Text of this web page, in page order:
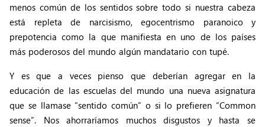
menos común de los sentidos sobre todo si nuestra cabeza
está repleta de narcisismo, egocentrismo paranoico y
prepotencia como la que manifiesta en uno de los países
más poderosos del mundo algún mandatario con tupé.
Y es que a veces pienso que deberían agregar en la
educación de las escuelas del mundo una nueva asignatura
que se llamase “sentido común” o si lo prefieren “Common
sense”. Nos ahorraríamos muchos disgustos y hasta se